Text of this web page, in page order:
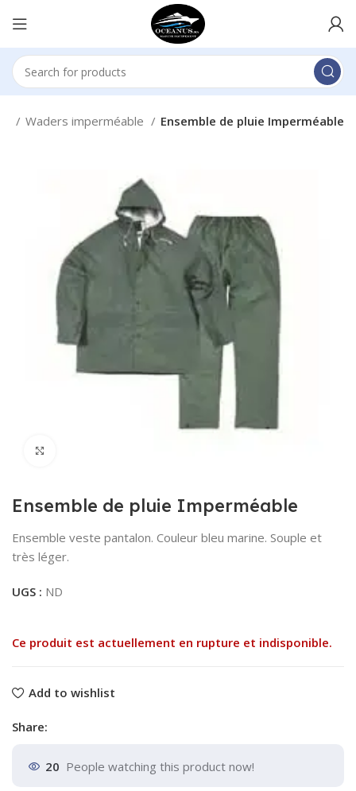
Waders imperméable Ensemble de pluie Imperméable
Ensemble de pluie Imperméable
Ensemble veste pantalon. Couleur bleu marine. Souple et
très léger.
UGS : ND
Ce produit est actuellement en rupture et indisponible.
Add to wishlist
Share:
20 People watching this product now!